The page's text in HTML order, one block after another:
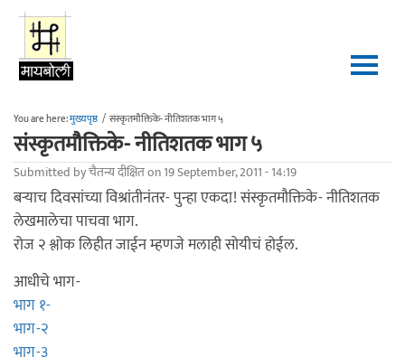
Skip to main content
You are here:मुख्यपृष्ठ / संस्कृतमौक्तिके- नीतिशतक भाग ५
संस्कृतमौक्तिके- नीतिशतक भाग ५
Submitted byचैतन्य दीक्षितon 19 September, 2011 - 14:19
बर्‍याच दिवसांच्या विश्रांतीनंतर- पुन्हा एकदा! संस्कृतमौक्तिके- नीतिशतक
लेखमालेचा पाचवा भाग.
रोज २ श्लोक लिहीत जाईन म्हणजे मलाही सोयीचं होईल.
आधीचे भाग-
भाग १-
भाग-२